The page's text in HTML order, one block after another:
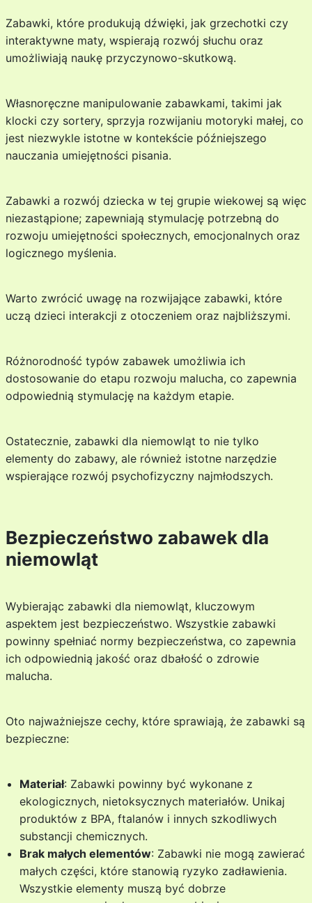
Zabawki, które produkują dźwięki, jak grzechotki czy
interaktywne maty, wspierają rozwój słuchu oraz
umożliwiają naukę przyczynowo-skutkową.
Własnoręczne manipulowanie zabawkami, takimi jak
klocki czy sortery, sprzyja rozwijaniu motoryki małej, co
jest niezwykle istotne w kontekście późniejszego
nauczania umiejętności pisania.
Zabawki a rozwój dziecka w tej grupie wiekowej są więc
niezastąpione; zapewniają stymulację potrzebną do
rozwoju umiejętności społecznych, emocjonalnych oraz
logicznego myślenia.
Warto zwrócić uwagę na rozwijające zabawki, które
uczą dzieci interakcji z otoczeniem oraz najbliższymi.
Różnorodność typów zabawek umożliwia ich
dostosowanie do etapu rozwoju malucha, co zapewnia
odpowiednią stymulację na każdym etapie.
Ostatecznie, zabawki dla niemowląt to nie tylko
elementy do zabawy, ale również istotne narzędzie
wspierające rozwój psychofizyczny najmłodszych.
Bezpieczeństwo zabawek dla
niemowląt
Wybierając zabawki dla niemowląt, kluczowym
aspektem jest bezpieczeństwo. Wszystkie zabawki
powinny spełniać normy bezpieczeństwa, co zapewnia
ich odpowiednią jakość oraz dbałość o zdrowie
malucha.
Oto najważniejsze cechy, które sprawiają, że zabawki są
bezpieczne:
Materiał: Zabawki powinny być wykonane z
ekologicznych, nietoksycznych materiałów. Unikaj
produktów z BPA, ftalanów i innych szkodliwych
substancji chemicznych.
Brak małych elementów: Zabawki nie mogą zawierać
małych części, które stanowią ryzyko zadławienia.
Wszystkie elementy muszą być dobrze